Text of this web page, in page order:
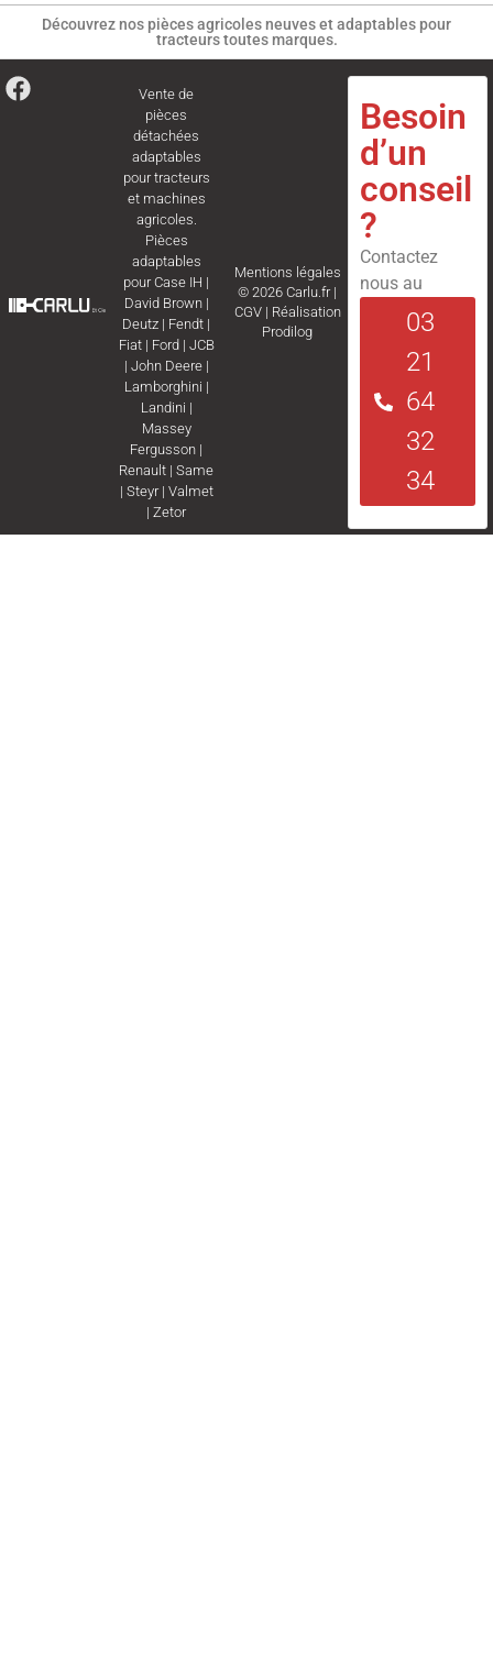
Découvrez nos pièces agricoles neuves et adaptables pour
tracteurs toutes marques.
Vente de
pièces
détachées
adaptables
pour tracteurs
et machines
agricoles.
Pièces
adaptables
pourCase IH |
David Brown|
Deutz | Fendt |
Fiat| Ford | JCB
| John Deere|
Lamborghini |
Landini |
Massey
Fergusson |
Renault |Same
| Steyr| Valmet
|Zetor
Mentions légales
© 2026 Carlu.fr |
CGV| Réalisation
Prodilog
Besoin
d’un
conseil
?
Contactez
nous au
03
21
64
32
34